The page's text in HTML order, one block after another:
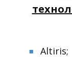
■
■ Altiris;